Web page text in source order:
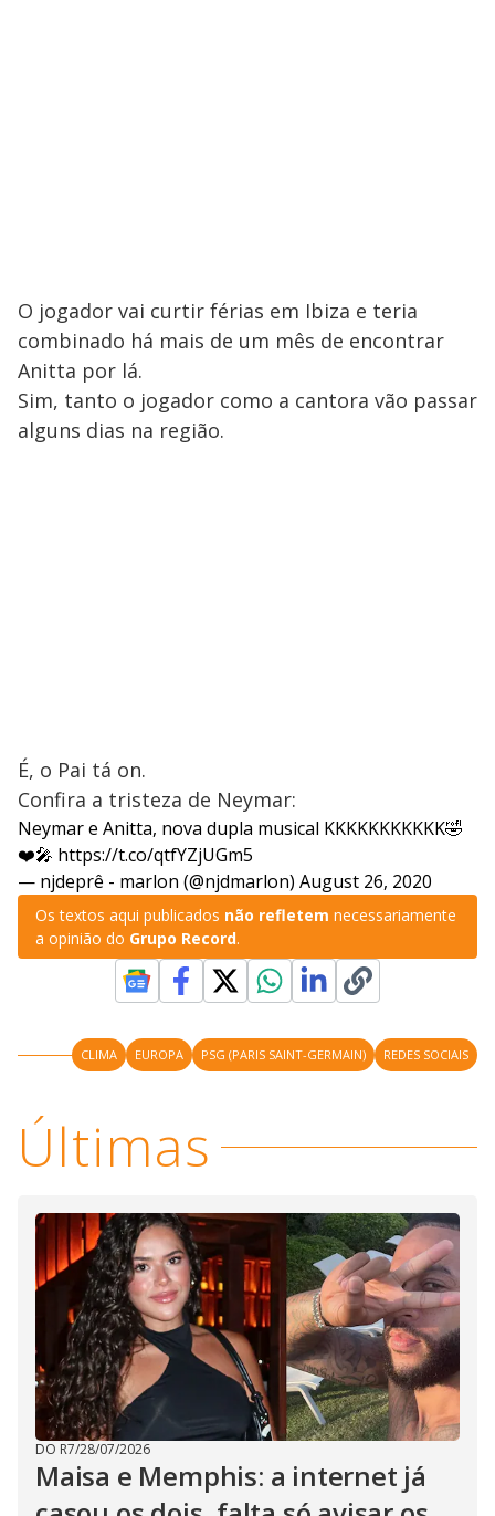
O jogador vai curtir férias em Ibiza e teria
combinado há mais de um mês de encontrar
Anitta por lá.
Sim, tanto o jogador como a cantora vão passar
alguns dias na região.
É, o Pai tá on.
Confira a tristeza de Neymar:
Neymar e Anitta, nova dupla musical KKKKKKKKKKK🤣
❤️🎤 https://t.co/qtfYZjUGm5
— njdeprê - marlon (@njdmarlon) August 26, 2020
Os textos aqui publicados não refletem necessariamente
a opinião do Grupo Record.
CLIMA EUROPA PSG (PARIS SAINT-GERMAIN) REDES SOCIAIS
Últimas
DO R7/28/07/2026
Maisa e Memphis: a internet já